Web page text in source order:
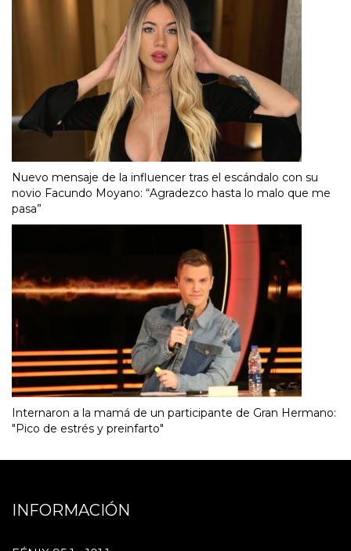
Nuevo mensaje de la influencer tras el escándalo con su
novio Facundo Moyano: “Agradezco hasta lo malo que me
pasa”
Internaron a la mamá de un participante de Gran Hermano:
"Pico de estrés y preinfarto"
INFORMACIÓN